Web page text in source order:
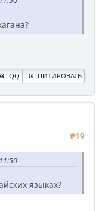
QQ ЦИТИРОВАТЬ
#19
языках?